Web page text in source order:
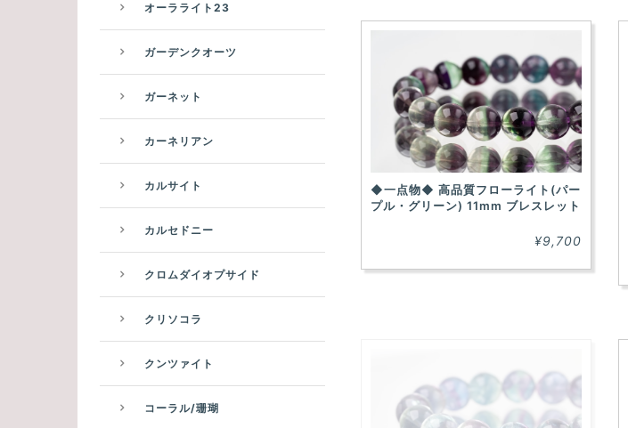
◆一点物◆ 高品質フローライト(パー
プル・グリーン) 11mm ブレスレット
¥9,700
オーラライト23
ガーデンクオーツ
ガーネット
カーネリアン
カルサイト
カルセドニー
クロムダイオプサイド
クリソコラ
クンツァイト
コーラル/珊瑚